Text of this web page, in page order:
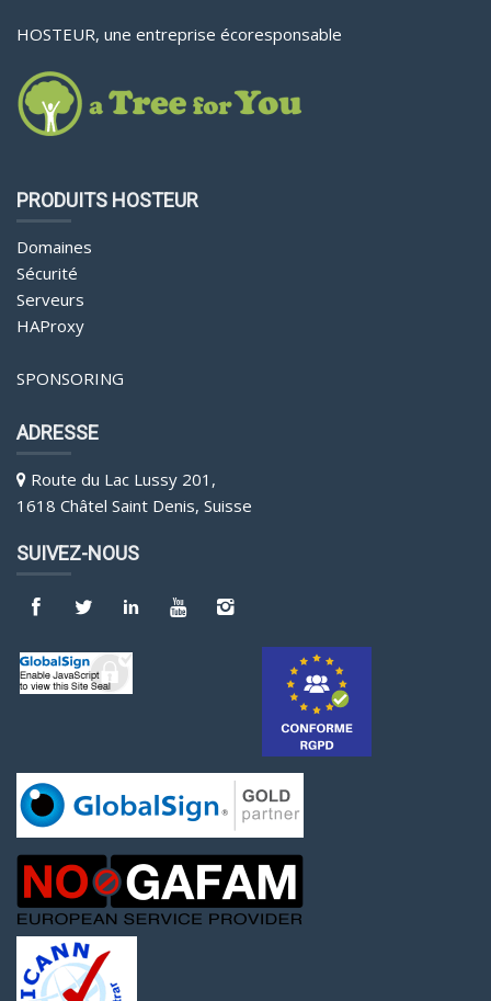
HOSTEUR, une entreprise écoresponsable
PRODUITS HOSTEUR
Domaines
Sécurité
Serveurs
HAProxy
SPONSORING
ADRESSE
Route du Lac Lussy 201,
1618 Châtel Saint Denis, Suisse
SUIVEZ-NOUS